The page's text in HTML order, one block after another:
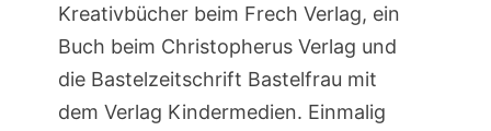
Kreativbücher beim Frech Verlag, ein
Buch beim Christopherus Verlag und
die Bastelzeitschrift Bastelfrau mit
dem Verlag Kindermedien. Einmalig